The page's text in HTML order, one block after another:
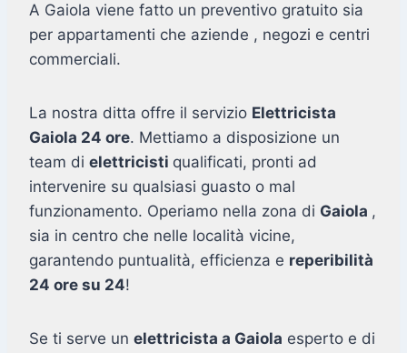
A Gaiola viene fatto un preventivo gratuito sia
per appartamenti che aziende , negozi e centri
commerciali.
La nostra ditta offre il servizio Elettricista
Gaiola 24 ore. Mettiamo a disposizione un
team di elettricisti qualificati, pronti ad
intervenire su qualsiasi guasto o mal
funzionamento. Operiamo nella zona di Gaiola ,
sia in centro che nelle località vicine,
garantendo puntualità, efficienza e reperibilità
24 ore su 24!
Se ti serve un elettricista a Gaiola esperto e di